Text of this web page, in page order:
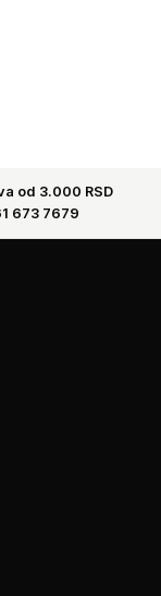
od 3.000 RSD
673 7679